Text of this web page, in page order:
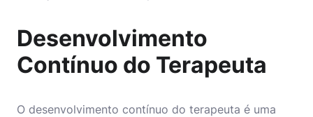
Desenvolvimento
Contínuo do Terapeuta
O desenvolvimento contínuo do terapeuta é uma